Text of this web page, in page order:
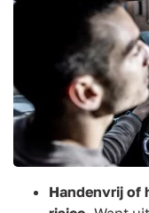
Handenvrij of